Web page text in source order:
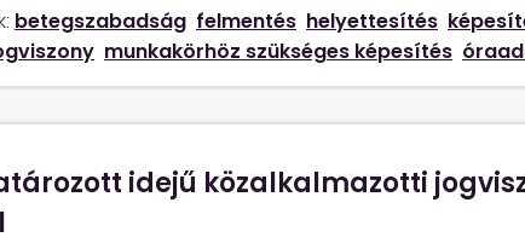
betegszabadság felmentés helyettesítés
munkakörhöz szükséges képesítés
idejű közalkalmazotti